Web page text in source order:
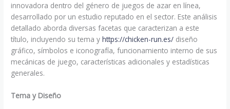
innovadora dentro del género de juegos de azar en línea,
desarrollado por un estudio reputado en el sector. Este análisis
detallado aborda diversas facetas que caracterizan a este
título, incluyendo su tema yhttps://chicken-run.es/ diseño
gráfico, símbolos e iconografía, funcionamiento interno de sus
mecánicas de juego, características adicionales y estadísticas
generales.
Tema y Diseño